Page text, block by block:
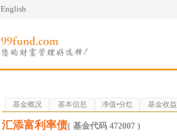
English
基金概况 基本信息 净值•分红 基金收益
汇添富利率债( 基金代码 472007 )